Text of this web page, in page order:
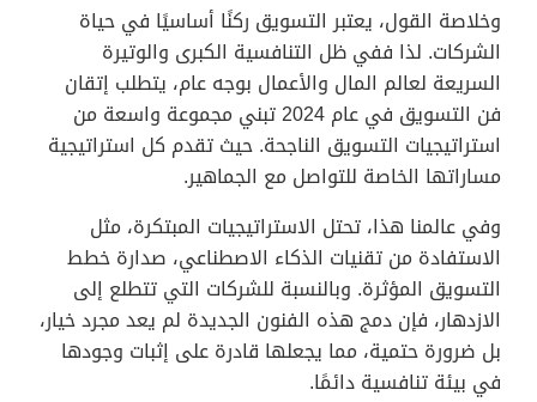
وخلاصة القول، يعتبر التسويق ركنًا أساسيًا في حياة
الشركات. لذا ففي ظل التنافسية الكبرى والوتيرة
السريعة لعالم المال والأعمال بوجه عام، يتطلب إتقان
فن التسويق في عام 2024 تبني مجموعة واسعة من
استراتيجيات التسويق الناجحة. حيث تقدم كل استراتيجية
مساراتها الخاصة للتواصل مع الجماهير.
وفي عالمنا هذا، تحتل الاستراتيجيات المبتكرة، مثل
الاستفادة من تقنيات الذكاء الاصطناعي، صدارة خطط
التسويق المؤثرة. وبالنسبة للشركات التي تتطلع إلى
الازدهار، فإن دمج هذه الفنون الجديدة لم يعد مجرد خيار،
بل ضرورة حتمية، مما يجعلها قادرة على إثبات وجودها
في بيئة تنافسية دائمًا.